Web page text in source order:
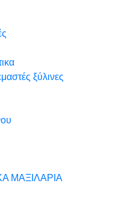
ξύλινες
ΜΑΞΙΛΑΡΙΑ